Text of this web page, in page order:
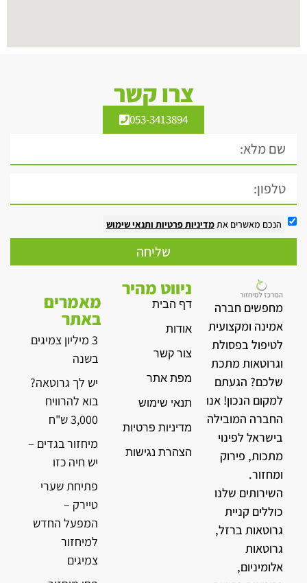
צרו קשר
053-3413894
הנכם מאשרים אתמדיניות פרטיות ותנאי שימוש
שליחה
מחפשים חברה
אמינה ומקצועית
לטיפול בפסולת
וגרוטאות מתכת
שלכם? הגעתם
למקום הנכון! אנו
החברה המובילה
בישראל לפינוי
מתכות, פירוק
ומחזור.
השירותים שלנו
כוללים קניית
גרוטאות ברזל,
גרוטאות
אלומיניום,
ניווט מהיר
דף הבית
אודות
צור קשר
מפת אתר
תנאי שימוש
מדיניות פרטיות
הצהרת נגישות
מאמרים
באתר
3 מיליון צמיגים
בשנה
יש לך גרוטאה?
בוא להרוויח
3,000 ש"ח
מיחזור בגדים –
יש חיה כזו
פתיחת שערי
טיירק –
המפעל החדש
למיחזור
צמיגים